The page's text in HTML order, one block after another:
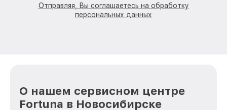
Отправляя, Вы соглашаетесь на обработку
персональных данных
О нашем сервисном центре
Fortuna в Новосибирске